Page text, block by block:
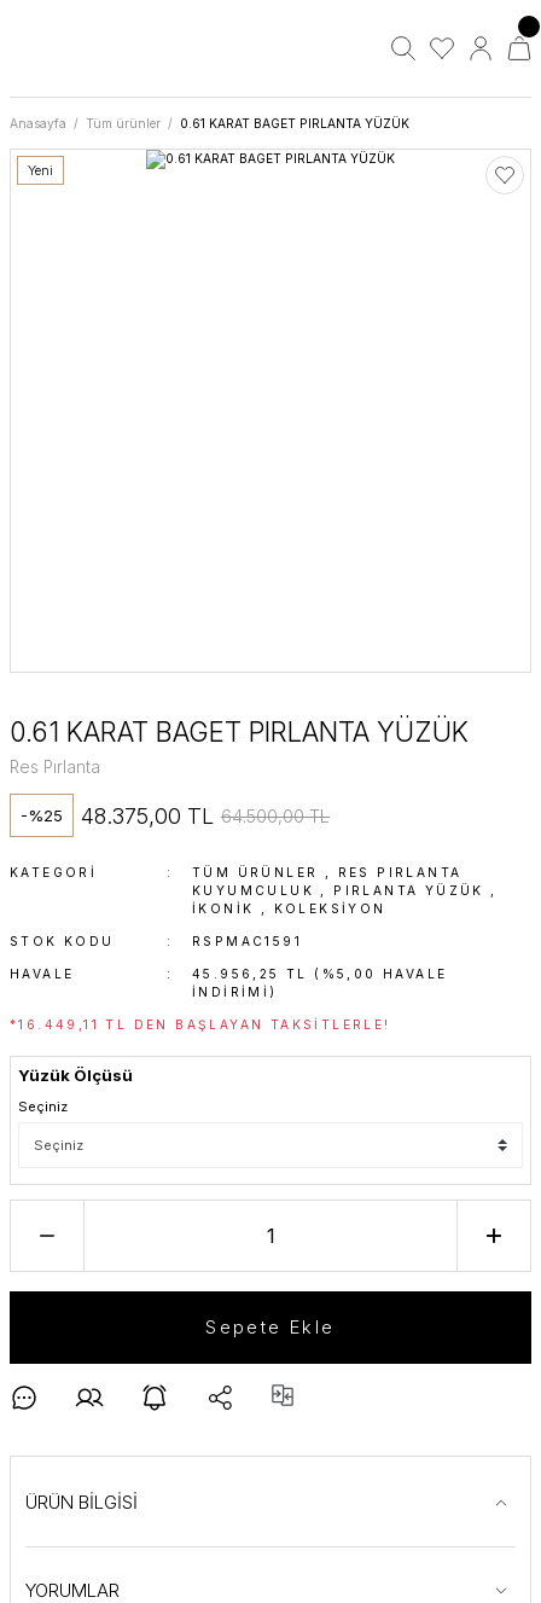
Anasayfa Tüm ürünler 0.61 KARAT BAGET PIRLANTA YÜZÜK
Yeni
0.61 KARAT BAGET PIRLANTA YÜZÜK
Res Pırlanta
-%25 48.375,00 TL 64.500,00 TL
KATEGORI TÜM ÜRÜNLER
RES PIRLANTA
KUYUMCULUK
PIRLANTA YÜZÜK
İKONIK
KOLEKSİYON
STOK KODU RSPMAC1591
HAVALE
45.956,25 TL (%5,00 HAVALE
INDIRIMI)
*16.449,11 TL DEN BAŞLAYAN TAKSITLERLE!
Yüzük Ölçüsü
Seçiniz
Sepete Ekle
ÜRÜN BİLGİSİ
YORUMLAR